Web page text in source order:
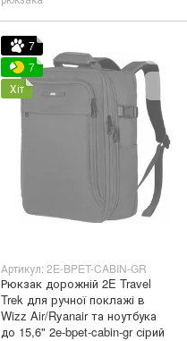
7
7
Хіт
Артикул: 2E-BPET-CABIN-GR
Рюкзак дорожній 2E Travel
Trek для ручної поклажі в
Wizz Air/Ryanair та ноутбука
до 15,6" 2e-bpet-cabin-gr сірий